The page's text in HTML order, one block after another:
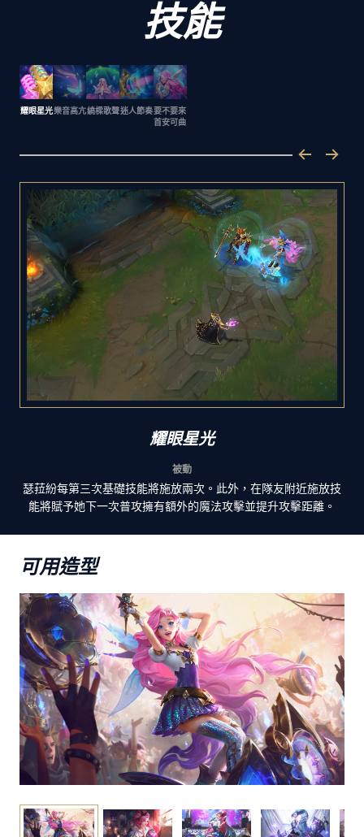
技能
耀眼星光樂音高亢繞樑歌聲迷人節奏要不要來
首安可曲
耀眼星光
被動
瑟菈紛每第三次基礎技能將施放兩次。此外，在隊友附近施放技
能將賦予她下一次普攻擁有額外的魔法攻擊並提升攻擊距離。
可用造型